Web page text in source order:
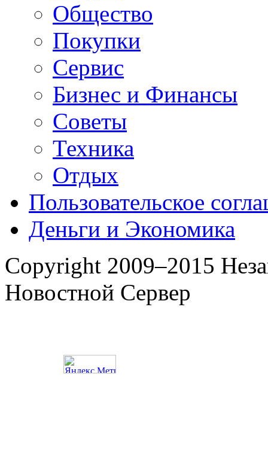
Общество
Покупки
Сервис
Бизнес и Финансы
Советы
Техника
Отдых
Пользовательское
Деньги и Экономика
Copyright 2009–2015
Новостной Сервер